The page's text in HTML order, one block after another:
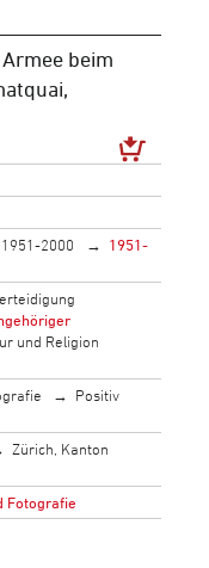
beim
1951-2000
1951-
und Religion
Positiv
Zürich, Kanton
Fotografie